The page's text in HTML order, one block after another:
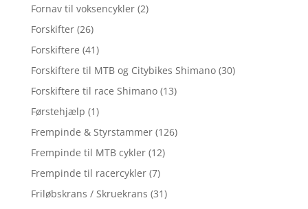
Fornav til voksencykler (2)
Forskifter (26)
Forskiftere (41)
Forskiftere til MTB og Citybikes Shimano (30)
Forskiftere til race Shimano (13)
Førstehjælp (1)
Frempinde & Styrstammer (126)
Frempinde til MTB cykler (12)
Frempinde til racercykler (7)
Friløbskrans / Skruekrans (31)